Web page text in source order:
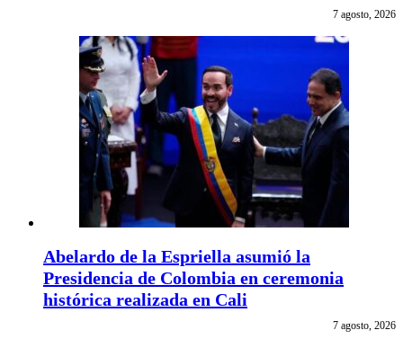
7 agosto, 2026
Abelardo de la Espriella asumió la
Presidencia de Colombia en ceremonia
histórica realizada en Cali
7 agosto, 2026